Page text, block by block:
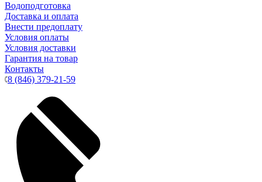
Водоподготовка
Доставка и оплата
Внести предоплату
Условия оплаты
Условия доставки
Гарантия на товар
Контакты
8 (846) 379-21-59